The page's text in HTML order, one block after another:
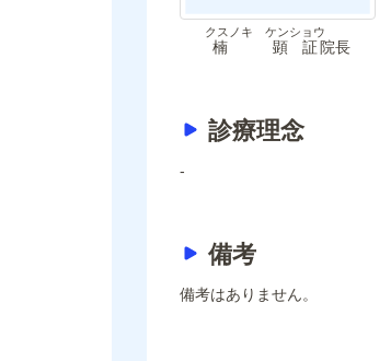
楠 顕証
クスノキ ケンショウ
院長
診療理念
-
備考
備考はありません。